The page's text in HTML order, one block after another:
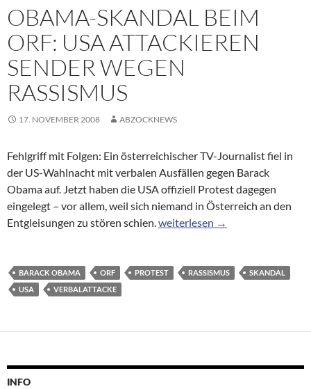
OBAMA-SKANDAL BEIM
ORF: USA ATTACKIEREN
SENDER WEGEN
RASSISMUS
17. NOVEMBER 2008 ABZOCKNEWS
Fehlgriff mit Folgen: Ein österreichischer TV-Journalist fiel in
der US-Wahlnacht mit verbalen Ausfällen gegen Barack
Obama auf. Jetzt haben die USA offiziell Protest dagegen
eingelegt – vor allem, weil sich niemand in Österreich an den
Entgleisungen zu stören schien.Obama-Skandal beim ORF:
weiterlesen →
BARACK OBAMA ORF PROTEST RASSISMUS
SKANDAL
USA
VERBALATTACKE
INFO